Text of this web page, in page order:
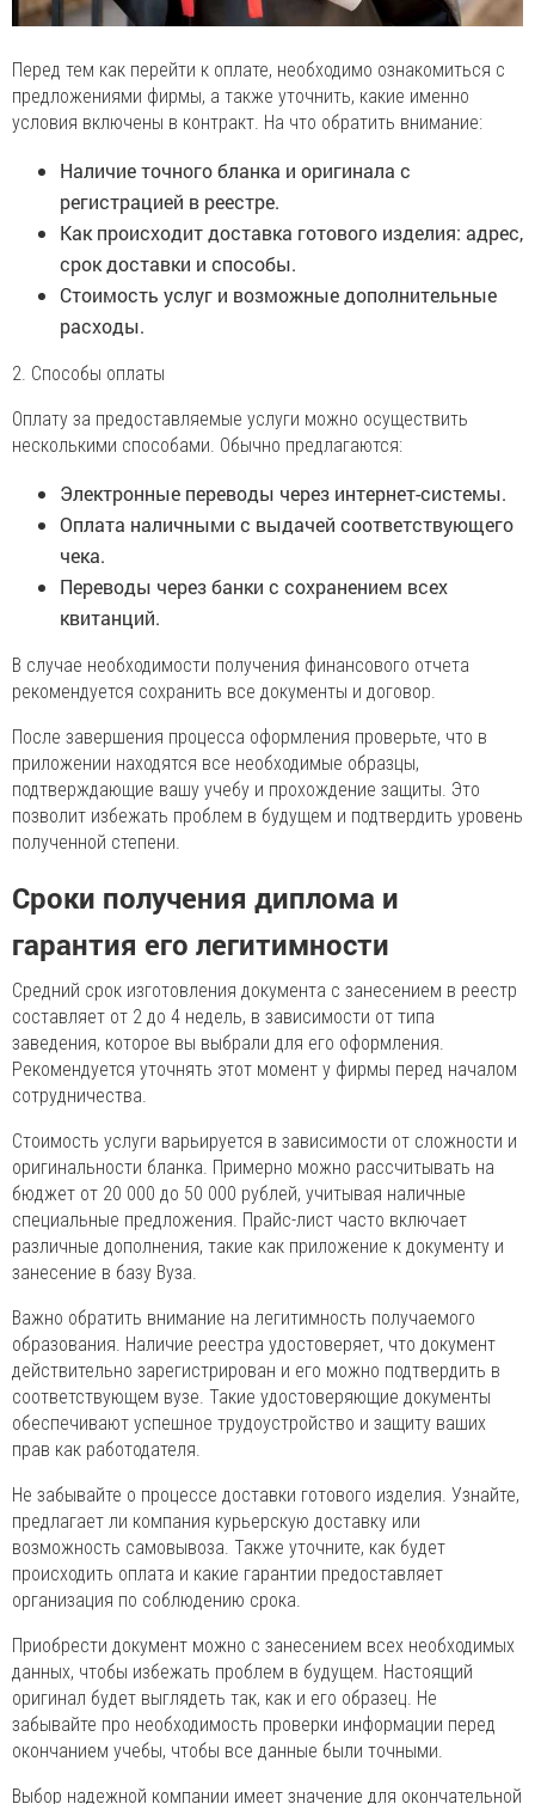
Перед тем как перейти к оплате, необходимо ознакомиться с
предложениями фирмы, а также уточнить, какие именно
условия включены в контракт. На что обратить внимание:
Наличие точного бланка и оригинала с
регистрацией в реестре.
Как происходит доставка готового изделия: адрес,
срок доставки и способы.
Стоимость услуг и возможные дополнительные
расходы.
2. Способы оплаты
Оплату за предоставляемые услуги можно осуществить
несколькими способами. Обычно предлагаются:
Электронные переводы через интернет-системы.
Оплата наличными с выдачей соответствующего
чека.
Переводы через банки с сохранением всех
квитанций.
В случае необходимости получения финансового отчета
рекомендуется сохранить все документы и договор.
После завершения процесса оформления проверьте, что в
приложении находятся все необходимые образцы,
подтверждающие вашу учебу и прохождение защиты. Это
позволит избежать проблем в будущем и подтвердить уровень
полученной степени.
Сроки получения диплома и
гарантия его легитимности
Средний срок изготовления документа с занесением в реестр
составляет от 2 до 4 недель, в зависимости от типа
заведения, которое вы выбрали для его оформления.
Рекомендуется уточнять этот момент у фирмы перед началом
сотрудничества.
Стоимость услуги варьируется в зависимости от сложности и
оригинальности бланка. Примерно можно рассчитывать на
бюджет от 20 000 до 50 000 рублей, учитывая наличные
специальные предложения. Прайс-лист часто включает
различные дополнения, такие как приложение к документу и
занесение в базу Вуза.
Важно обратить внимание на легитимность получаемого
образования. Наличие реестра удостоверяет, что документ
действительно зарегистрирован и его можно подтвердить в
соответствующем вузе. Такие удостоверяющие документы
обеспечивают успешное трудоустройство и защиту ваших
прав как работодателя.
Не забывайте о процессе доставки готового изделия. Узнайте,
предлагает ли компания курьерскую доставку или
возможность самовывоза. Также уточните, как будет
происходить оплата и какие гарантии предоставляет
организация по соблюдению срока.
Приобрести документ можно с занесением всех необходимых
данных, чтобы избежать проблем в будущем. Настоящий
оригинал будет выглядеть так, как и его образец. Не
забывайте про необходимость проверки информации перед
окончанием учебы, чтобы все данные были точными.
Выбор надежной компании имеет значение для окончательной